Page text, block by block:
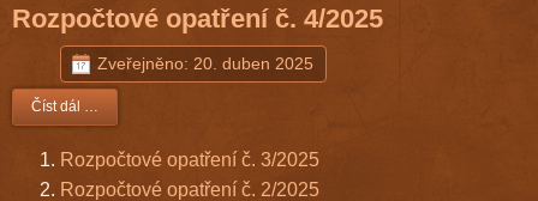
Rozpočtové opatření č. 4/2025
Zveřejněno: 20. duben 2025
Číst dál …
Rozpočtové opatření č. 3/2025
Rozpočtové opatření č. 2/2025